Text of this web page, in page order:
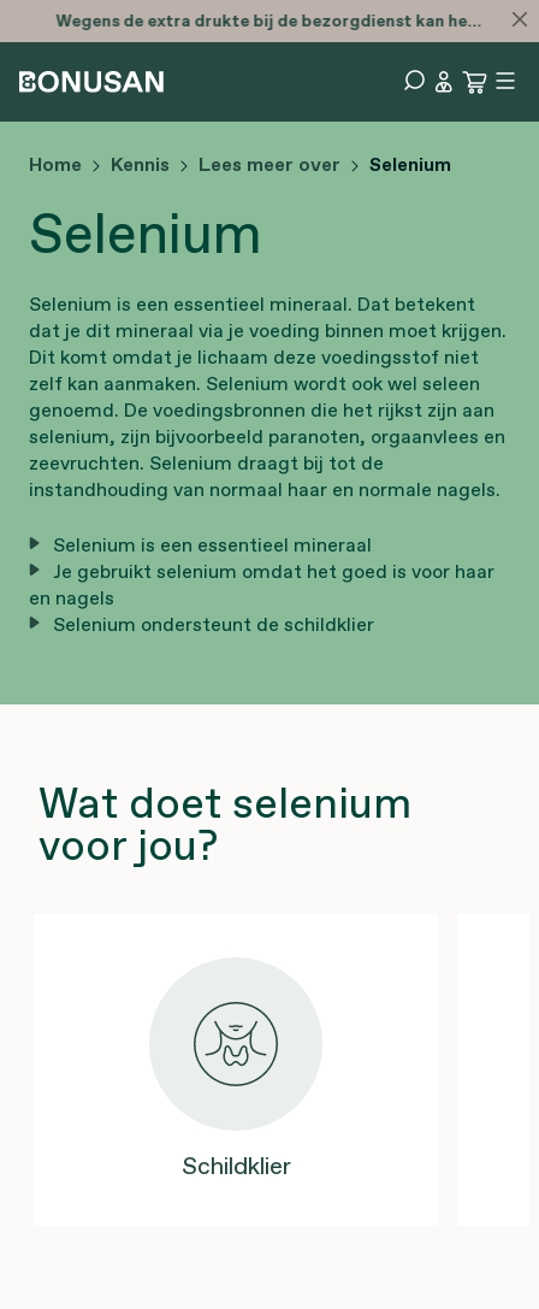
Wegens de extra drukte bij de bezorgdienst kan het zijn dat je bestelling later is
Home Kennis Lees meer over Selenium
Selenium
Selenium is een essentieel mineraal. Dat betekent
dat je dit mineraal via je voeding binnen moet krijgen.
Dit komt omdat je lichaam deze voedingsstof niet
zelf kan aanmaken. Selenium wordt ook wel seleen
genoemd. De voedingsbronnen die het rijkst zijn aan
selenium, zijn bijvoorbeeld paranoten, orgaanvlees en
zeevruchten. Selenium draagt bij tot de
instandhouding van normaal haar en normale nagels.
Selenium is een essentieel mineraal
Je gebruikt selenium omdat het goed is voor haar
en nagels
Selenium ondersteunt de schildklier
Wat doet selenium
voor jou?
Schildklier